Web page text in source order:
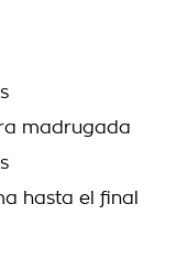
madrugada
hasta el final